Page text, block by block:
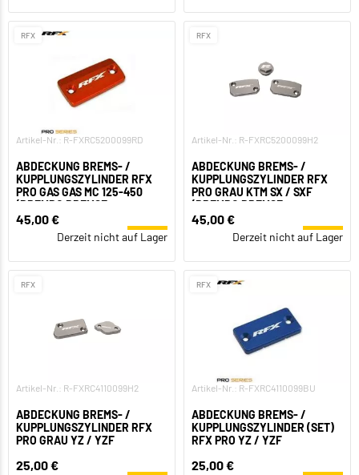
RFX
Artikel-Nr.: R-FXRC5200099RD
ABDECKUNG BREMS- /
KUPPLUNGSZYLINDER RFX
PRO GAS GAS MC 125-450
(BREMBO BREMSE +
KUPPLUNG)
45,00 €
Derzeit nicht auf Lager
RFX
Artikel-Nr.: R-FXRC5200099H2
ABDECKUNG BREMS- /
KUPPLUNGSZYLINDER RFX
PRO GRAU KTM SX / SXF
(BREMBO BREMSE +
KUPPLUNG)
45,00 €
Derzeit nicht auf Lager
RFX
Artikel-Nr.: R-FXRC4110099H2
ABDECKUNG BREMS- /
KUPPLUNGSZYLINDER RFX
PRO GRAU YZ / YZF
25,00 €
RFX
Artikel-Nr.: R-FXRC4110099BU
ABDECKUNG BREMS- /
KUPPLUNGSZYLINDER (SET)
RFX PRO YZ / YZF
25,00 €